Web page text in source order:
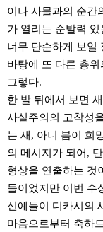
이나 사물과의 순간
가 열리는 순발력
너무 단순하게 보일
바탕에 또 다른 층
그렇다.
한 발 뒤에서 보면
사실주의의 고착성
는 새 , 아니 봄이 희
의 메시지가 되어 ,
형상을 연출하는 것
들이었지만 이번 수
신예들이 디카시의
마음으로부터 축하